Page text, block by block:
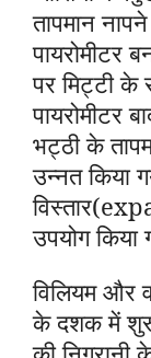
तापमान
पायरोमीटर
पर मिट्टी के
पायरोमीटर
भट्ठी के
उन्नत किया
उपयोग किया
विलियम और
के दशक में शुरू